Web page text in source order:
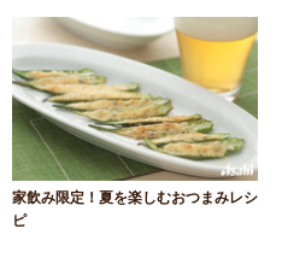
家飲み限定！夏を楽しむおつまみレシ
ピ